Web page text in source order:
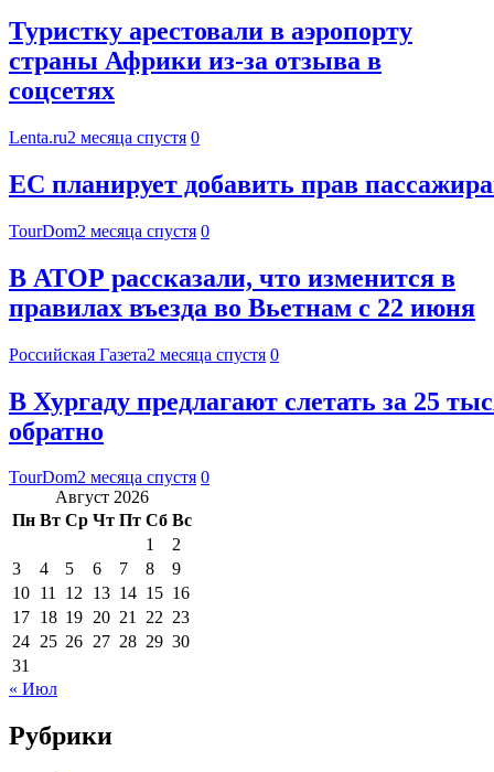
Туристку арестовали в аэропорту
страны Африки из-за отзыва в
соцсетях
Lenta.ru2 месяца спустя 0
ЕС планирует добавить прав
TourDom2 месяца спустя 0
В АТОР рассказали, что изменится в
правилах въезда во Вьетнам с 22 июня
Российская Газета2 месяца спустя 0
В Хургаду предлагают слетать за 25
обратно
TourDom2 месяца спустя 0
Август 2026
Пн Вт Ср Чт Пт Сб Вс
1
2
3
4 5 6 7 8
9
10 11 12 13 14 15 16
17 18 19 20 21 22 23
24 25 26 27 28 29 30
31
« Июл
Рубрики